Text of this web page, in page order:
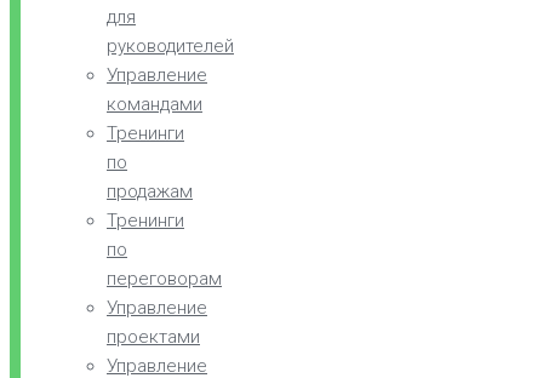
для
руководителей
Управление
командами
Тренинги
по
продажам
Тренинги
по
переговорам
Управление
проектами
Управление